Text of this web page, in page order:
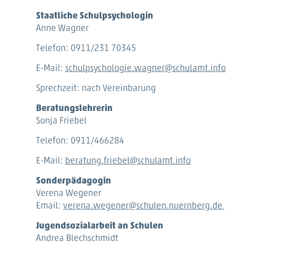
Staatliche Schulpsychologin
Anne Wagner
Telefon: 0911/231 70345
E-Mail: schulpsychologie.wagner@schulamt.info
Sprechzeit: nach Vereinbarung
Beratungslehrerin
Sonja Friebel
Telefon: 0911/466284
E-Mail: beratung.friebel@schulamt.info
Sonderpädagogin
Verena Wegener
Email: verena.wegener@schulen.nuernberg.de
Jugendsozialarbeit an Schulen
Andrea Blechschmidt